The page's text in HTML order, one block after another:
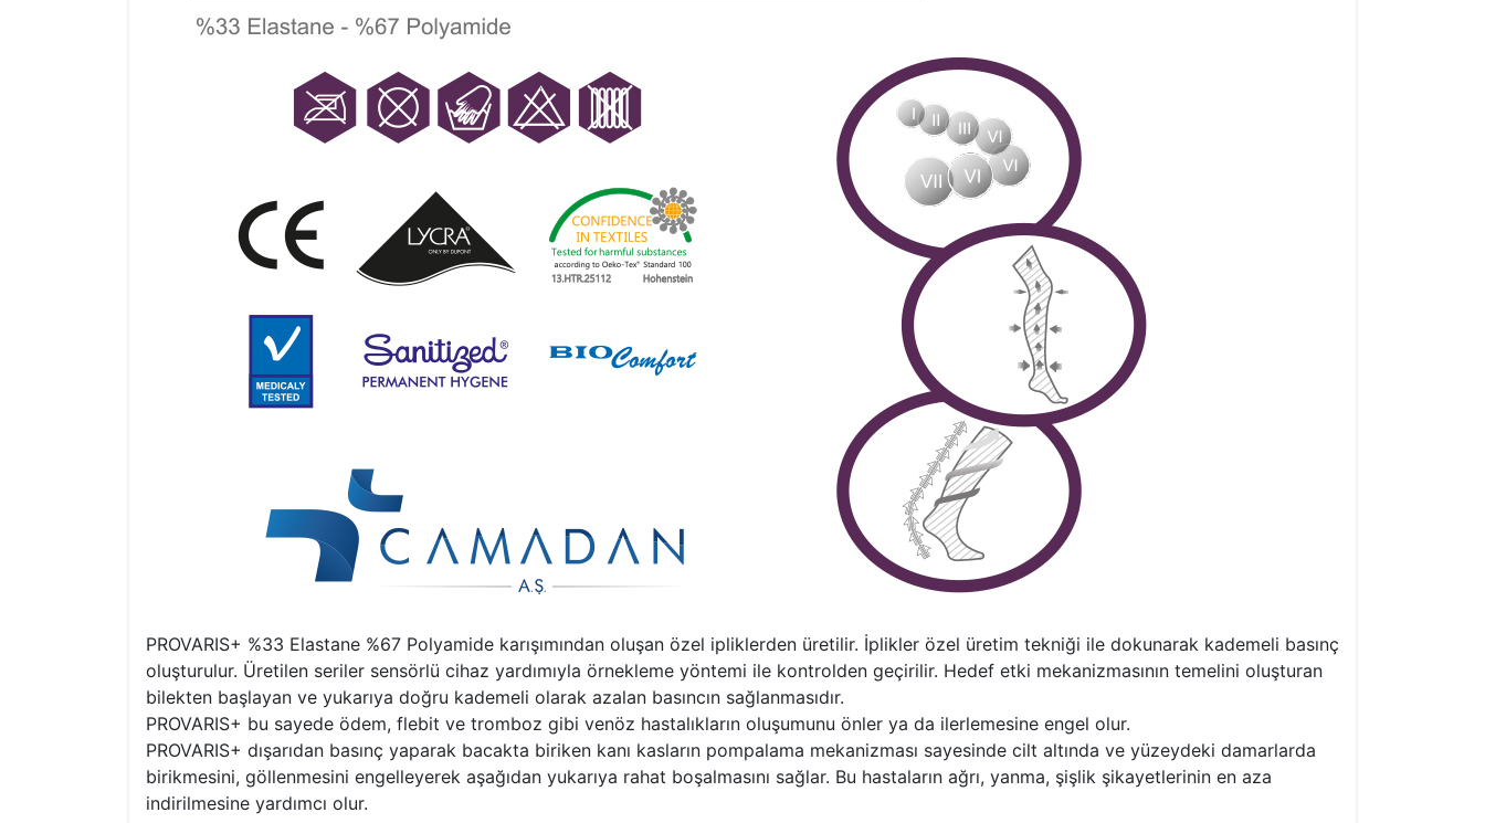
PROVARIS+ %33 Elastane %67 Polyamide karışımından oluşan özel ipliklerden üretilir. İplikler özel üretim tekniği ile dokunarak kademeli basınç
oluşturulur. Üretilen seriler sensörlü cihaz yardımıyla örnekleme yöntemi ile kontrolden geçirilir. Hedef etki mekanizmasının temelini oluşturan
bilekten başlayan ve yukarıya doğru kademeli olarak azalan basıncın sağlanmasıdır.
PROVARIS+ bu sayede ödem, flebit ve tromboz gibi venöz hastalıkların oluşumunu önler ya da ilerlemesine engel olur.
PROVARIS+ dışarıdan basınç yaparak bacakta biriken kanı kasların pompalama mekanizması sayesinde cilt altında ve yüzeydeki damarlarda
birikmesini, göllenmesini engelleyerek aşağıdan yukarıya rahat boşalmasını sağlar. Bu hastaların ağrı, yanma, şişlik şikayetlerinin en aza
indirilmesine yardımcı olur.